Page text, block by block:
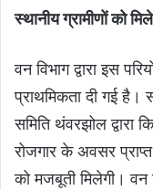
स्थानीय ग्रामीणों को
वन विभाग द्वारा इस
प्राथमिकता दी गई है।
समिति थंवरझोल द्वारा
रोजगार के अवसर
को मजबूती मिलेगी। वन